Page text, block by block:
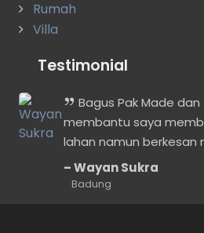
Rumah
Villa
Testimonial
Bagus Pak Made
membantu saya
lahan namun berkesan
Wayan Sukra
Badung